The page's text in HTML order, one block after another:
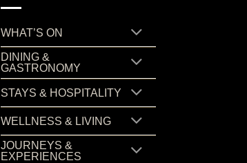
WHAT’S ON
DINING &
GASTRONOMY
STAYS & HOSPITALITY
WELLNESS & LIVING
JOURNEYS &
EXPERIENCES